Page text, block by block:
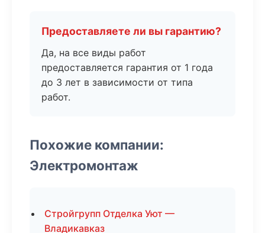
Предоставляете ли вы гарантию?
Да, на все виды работ
предоставляется гарантия от 1 года
до 3 лет в зависимости от типа
работ.
Похожие компании:
Электромонтаж
Стройгрупп Отделка Уют —
Владикавказ